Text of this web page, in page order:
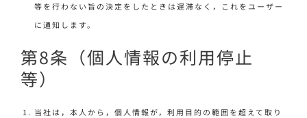
等を行わない旨の決定をしたときは遅滞なく，これをユーザー
に通知します。
第8条（個人情報の利用停止
等）
当社は，本人から，個人情報が，利用目的の範囲を超えて取り